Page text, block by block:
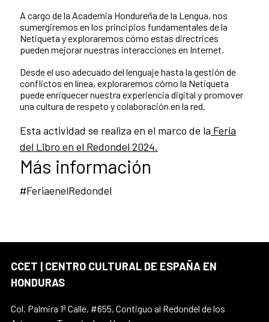
A cargo de la Academia Hondureña de la Lengua, nos
sumergiremos en los principios fundamentales de la
Netiqueta y exploraremos cómo estas directrices
pueden mejorar nuestras interacciones en Internet.
Desde el uso adecuado del lenguaje hasta la gestión de
conflictos en línea, exploraremos cómo la Netiqueta
puede enriquecer nuestra experiencia digital y promover
una cultura de respeto y colaboración en la red.
Esta actividad se realiza en el marco de la Feria
del Libro en el Redondel 2024.
Más información
#FeriaenelRedondel
CCET | CENTRO CULTURAL DE ESPAÑA EN
HONDURAS
Col. Palmira 1ª Calle, #655, Contiguo al Redondel de los